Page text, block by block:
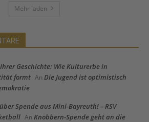
Mehr laden
Geschichte: Wie Kulturerbe in
formt An Die Jugend ist optimistisch
Spende aus Mini-Bayreuth! – RSV
An Knobbern-Spende geht an die